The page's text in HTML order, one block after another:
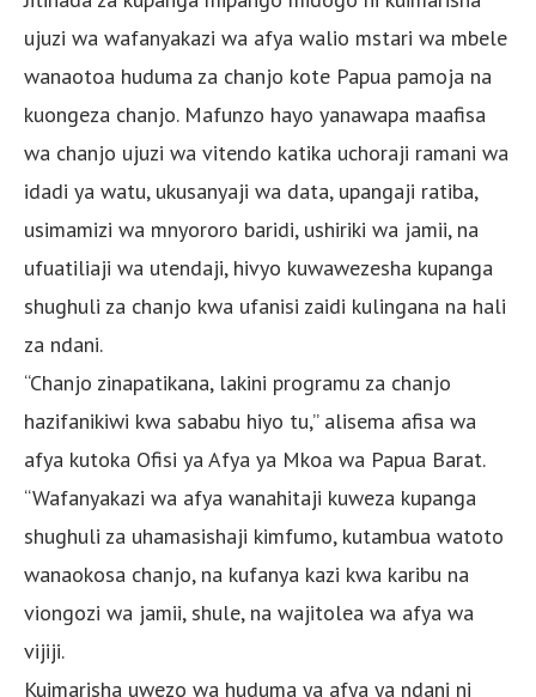
ujuzi wa wafanyakazi wa afya walio mstari wa mbele
wanaotoa huduma za chanjo kote Papua pamoja na
kuongeza chanjo. Mafunzo hayo yanawapa maafisa
wa chanjo ujuzi wa vitendo katika uchoraji ramani wa
idadi ya watu, ukusanyaji wa data, upangaji ratiba,
usimamizi wa mnyororo baridi, ushiriki wa jamii, na
ufuatiliaji wa utendaji, hivyo kuwawezesha kupanga
shughuli za chanjo kwa ufanisi zaidi kulingana na hali
za ndani.
“Chanjo zinapatikana, lakini programu za chanjo
hazifanikiwi kwa sababu hiyo tu,” alisema afisa wa
afya kutoka Ofisi ya Afya ya Mkoa wa Papua Barat.
“Wafanyakazi wa afya wanahitaji kuweza kupanga
shughuli za uhamasishaji kimfumo, kutambua watoto
wanaokosa chanjo, na kufanya kazi kwa karibu na
viongozi wa jamii, shule, na wajitolea wa afya wa
vijiji.
Kuimarisha uwezo wa huduma ya afya ya ndani ni